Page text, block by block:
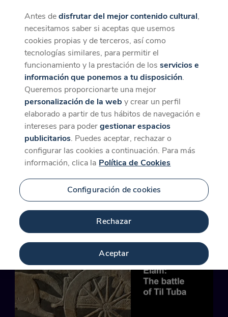
CaixaForum+
La mejor experiencia desde la App
Descargar
Contenido relacionado
para 'LOVE'
Antes dedisfrutar del mejor contenido cultural,
necesitamos saber si aceptas que usemos
cookies propias y de terceros, así como
tecnologías similares, para permitir el
funcionamiento y la prestación de losservicios e
información que ponemos a tu disposición.
Queremos proporcionarte una mejor
personalización de la web y crear un perfil
elaborado a partir de tus hábitos de navegación e
intereses para podergestionar espacios
publicitarios. Puedes aceptar, rechazar o
configurar las cookies a continuación. Para más
información, clica la Política de Cookies
Configuración de cookies
Rechazar
Aceptar